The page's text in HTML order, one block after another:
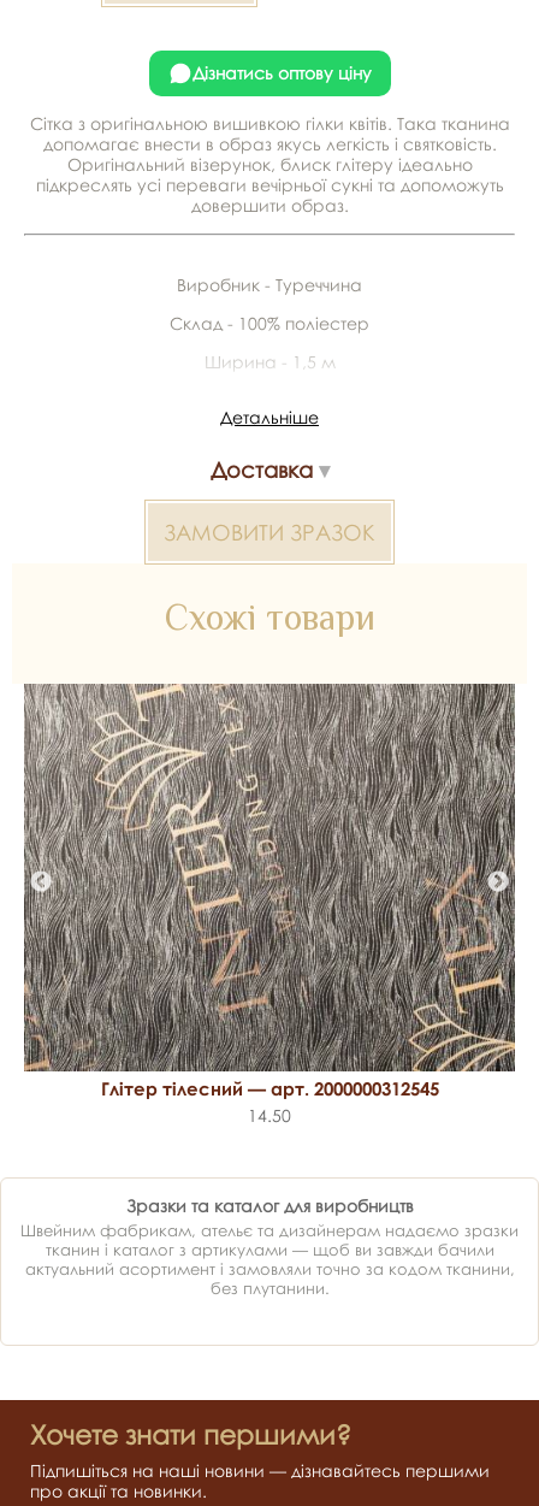
Дізнатись оптову ціну
Сітка з оригінальною вишивкою гілки квітів. Така тканина
допомагає внести в образ якусь легкість і святковість.
Оригінальний візерунок, блиск глітеру ідеально
підкреслять усі переваги вечірньої сукні та допоможуть
довершити образ.
Виробник - Туреччина
Склад - 100% поліестер
Ширина - 1,5 м
*Передача кольору може бути спотворена пристроєм
Глітер 2000000325835 — матеріал для весільних суконь,
декору та колекцій ательє. Доступний оптом і в роздріб в
Inter Tex, SKU 328270.
Детальніше
Доставка
ЗАМОВИТИ ЗРАЗОК
Схожі товари
Глітер тілесний — арт. 2000000312545
14.50
Зразки та каталог для виробництв
Швейним фабрикам, ательє та дизайнерам надаємо зразки
тканин і каталог з артикулами — щоб ви завжди бачили
актуальний асортимент і замовляли точно за кодом тканини,
без плутанини.
Хочете знати першими?
Підпишіться на наші новини — дізнавайтесь першими
про акції та новинки.